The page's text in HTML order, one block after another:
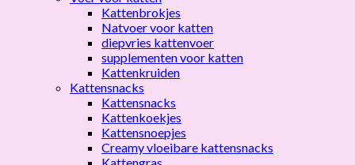
Kattenbrokjes
Natvoer voor katten
diepvries kattenvoer
supplementen voor katten
Kattenkruiden
Kattensnacks
Kattensnacks
Kattenkoekjes
Kattensnoepjes
Creamy vloeibare kattensnacks